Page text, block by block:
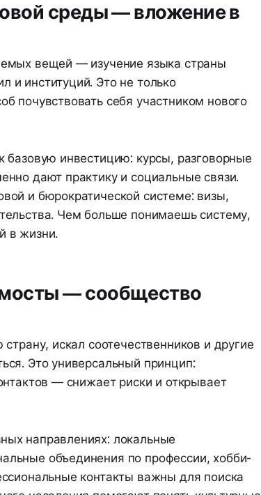
среды — вложение в
вещей — изучение языка страны
и институций. Это не только
почувствовать себя участником нового
базовую инвестицию: курсы, разговорные
дают практику и социальные связи.
и бюрократической системе: визы,
Чем больше понимаешь систему,
в жизни.
— сообщество
искал соотечественников и другие
Это универсальный принцип:
— снижает риски и открывает
направлениях: локальные
объединения по профессии, хобби-
контакты важны для поиска